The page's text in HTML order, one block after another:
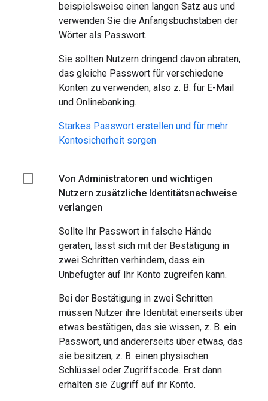
beispielsweise einen langen Satz aus und
verwenden Sie die Anfangsbuchstaben der
Wörter als Passwort.
Sie sollten Nutzern dringend davon abraten,
das gleiche Passwort für verschiedene
Konten zu verwenden, also z. B. für E-Mail
und Onlinebanking.
Starkes Passwort erstellen und für mehr
Kontosicherheit sorgen
Von Administratoren und wichtigen
Nutzern zusätzliche Identitätsnachweise
verlangen
Sollte Ihr Passwort in falsche Hände
geraten, lässt sich mit der Bestätigung in
zwei Schritten verhindern, dass ein
Unbefugter auf Ihr Konto zugreifen kann.
Bei der Bestätigung in zwei Schritten
müssen Nutzer ihre Identität einerseits über
etwas bestätigen, das sie wissen, z. B. ein
Passwort, und andererseits über etwas, das
sie besitzen, z. B. einen physischen
Schlüssel oder Zugriffscode. Erst dann
erhalten sie Zugriff auf ihr Konto.